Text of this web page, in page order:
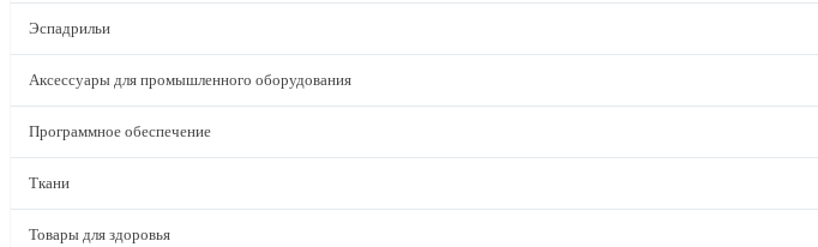
Эспадрильи
Аксессуары для промышленного оборудования
Программное обеспечение
Ткани
Товары для здоровья